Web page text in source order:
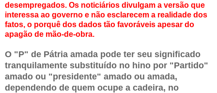
desempregados. Os noticiários divulgam a versão que
interessa ao governo e não esclarecem a realidade dos
fatos, o porquê dos dados tão favoráveis apesar do
apagão de mão-de-obra.
O "P" de Pátria amada pode ter seu significado
tranquilamente substituído no hino por "Partido"
amado ou "presidente" amado ou amada,
dependendo de quem ocupe a cadeira, no